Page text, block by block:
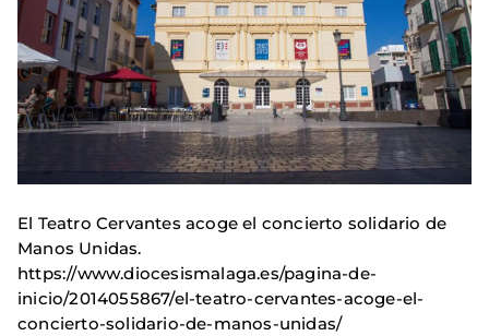
El Teatro Cervantes acoge el concierto solidario de
Manos Unidas.
https://www.diocesismalaga.es/pagina-de-
inicio/2014055867/el-teatro-cervantes-acoge-el-
concierto-solidario-de-manos-unidas/